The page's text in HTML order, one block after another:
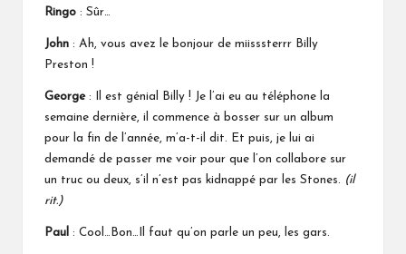
Ringo : Sûr…
John : Ah, vous avez le bonjour de miisssterrr Billy
Preston !
George: Il est génial Billy ! Je l’ai eu au téléphone la
semaine dernière, il commence à bosser sur un album
pour la fin de l’année, m’a-t-il dit. Et puis, je lui ai
demandé de passer me voir pour que l’on collabore sur
un truc ou deux, s’il n’est pas kidnappé par les Stones. (il
rit.)
Paul : Cool…Bon…Il faut qu’on parle un peu, les gars.